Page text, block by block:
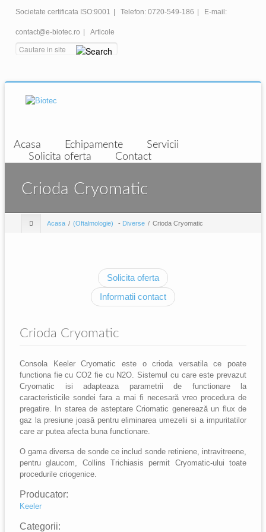
Societate certificata ISO:9001 Telefon: 0720-549-186 E-mail:
contact@e-biotec.ro Articole
Acasa Echipamente
Servicii
Solicita oferta
Contact
Crioda Cryomatic
Acasa (Oftalmologie) - Diverse Crioda Cryomatic
Solicita oferta
Informatii contact
Crioda Cryomatic
Consola Keeler Cryomatic este o crioda versatila ce poate
functiona fie cu CO2 fie cu N2O. Sistemul cu care este prevazut
Cryomatic isi adapteaza parametrii de functionare la
caracteristicile sondei fara a mai fi necesară vreo procedura de
pregatire. In starea de asteptare Criomatic generează un flux de
gaz la presiune joasă pentru eliminarea umezelii si a impuritatilor
care ar putea afecta buna functionare.
O gama diversa de sonde ce includ sonde retiniene, intravitreene,
pentru glaucom, Collins Trichiasis permit Cryomatic-ului toate
procedurile criogenice.
Producator:
Keeler
Categorii: